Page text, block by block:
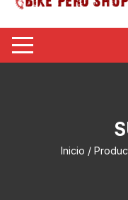
Inicio /